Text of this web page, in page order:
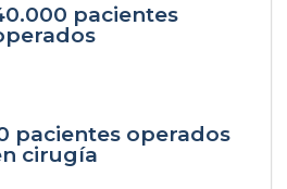
pacientes
pacientes operados
cirugía